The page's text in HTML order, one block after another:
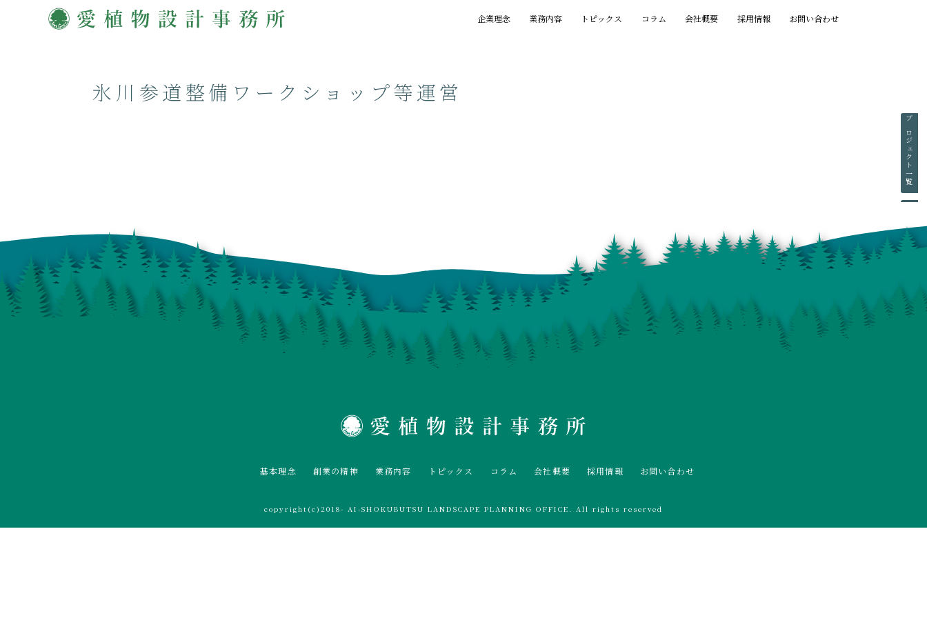
企業理念
業務内容
トピックス コラム 会社概要 採用情報 お問い合わせ
プロジェクト一覧
賞歴一覧
氷川参道整備ワークショップ等運営
基本理念 創業の精神 業務内容 トピックス コラム 会社概要 採用情報 お問い合わせ
copyright(c)2018- AI-SHOKUBUTSU LANDSCAPE PLANNING OFFICE. All rights reserved